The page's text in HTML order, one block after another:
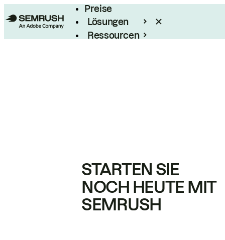
Preise
Lösungen
Ressourcen
STARTEN SIE
NOCH HEUTE MIT
SEMRUSH